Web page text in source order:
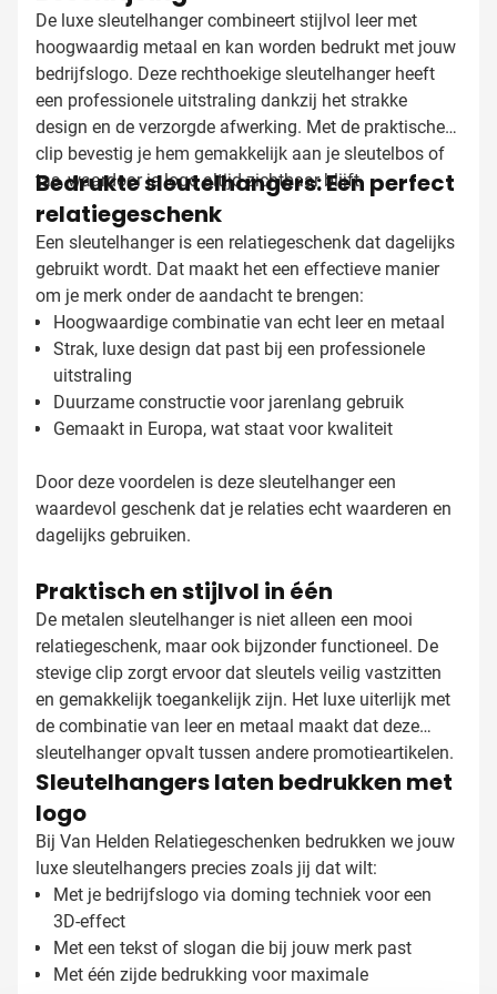
De luxe sleutelhanger combineert stijlvol leer met
hoogwaardig metaal en kan worden bedrukt met jouw
bedrijfslogo. Deze rechthoekige sleutelhanger heeft
een professionele uitstraling dankzij het strakke
design en de verzorgde afwerking. Met de praktische
clip bevestig je hem gemakkelijk aan je sleutelbos of
tas, waardoor je logo altijd zichtbaar blijft.
Bedrukte sleutelhangers: Een perfect
relatiegeschenk
Een sleutelhanger is een relatiegeschenk dat dagelijks
gebruikt wordt. Dat maakt het een effectieve manier
om je merk onder de aandacht te brengen:
Hoogwaardige combinatie van echt leer en metaal
Strak, luxe design dat past bij een professionele
uitstraling
Duurzame constructie voor jarenlang gebruik
Gemaakt in Europa, wat staat voor kwaliteit
Door deze voordelen is deze sleutelhanger een
waardevol geschenk dat je relaties echt waarderen en
dagelijks gebruiken.
Praktisch en stijlvol in één
De metalen sleutelhanger is niet alleen een mooi
relatiegeschenk, maar ook bijzonder functioneel. De
stevige clip zorgt ervoor dat sleutels veilig vastzitten
en gemakkelijk toegankelijk zijn. Het luxe uiterlijk met
de combinatie van leer en metaal maakt dat deze
sleutelhanger opvalt tussen andere promotieartikelen.
Sleutelhangers laten bedrukken met
logo
Bij Van Helden Relatiegeschenken bedrukken we jouw
luxe sleutelhangers precies zoals jij dat wilt:
Met je bedrijfslogo via doming techniek voor een
3D-effect
Met een tekst of slogan die bij jouw merk past
Met één zijde bedrukking voor maximale